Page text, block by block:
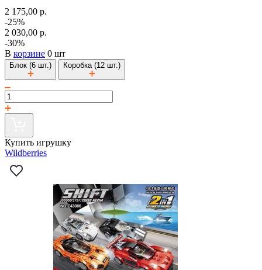
2 175,00 р.
-25%
2 030,00 р.
-30%
В корзине 0 шт
Блок (6 шт.) Коробка (12 шт.)
Купить игрушку
Wildberries